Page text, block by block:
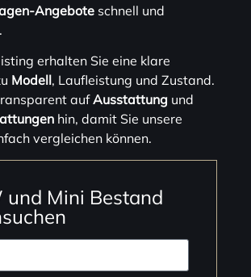
Angebote schnell und
erhalten Sie eine klare
Modell, Laufleistung und Zustand.
aufAusstattung und
hin, damit Sie unsere
vergleichen können.
und Mini Bestand